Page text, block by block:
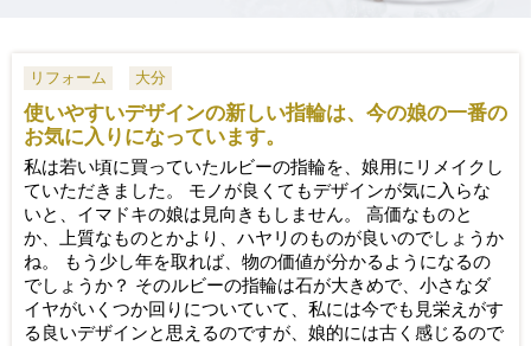
リフォーム 大分
使いやすいデザインの新しい指輪は、今の娘の一番の
お気に入りになっています。
私は若い頃に買っていたルビーの指輪を、娘用にリメイクし
ていただきました。 モノが良くてもデザインが気に入らな
いと、イマドキの娘は見向きもしません。 高価なものと
か、上質なものとかより、ハヤリのものが良いのでしょうか
ね。 もう少し年を取れば、物の価値が分かるようになるの
でしょうか？ そのルビーの指輪は石が大きめで、小さなダ
イヤがいくつか回りについていて、私には今でも見栄えがす
る良いデザインと思えるのですが、娘的には古く感じるので